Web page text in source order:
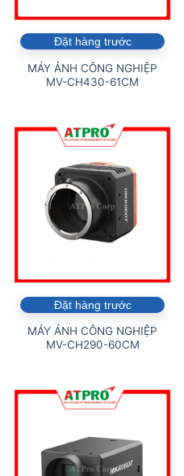
Đặt hàng trước
MÁY ẢNH CÔNG NGHIỆP
MV-CH430-61CM
Đặt hàng trước
MÁY ẢNH CÔNG NGHIỆP
MV-CH290-60CM